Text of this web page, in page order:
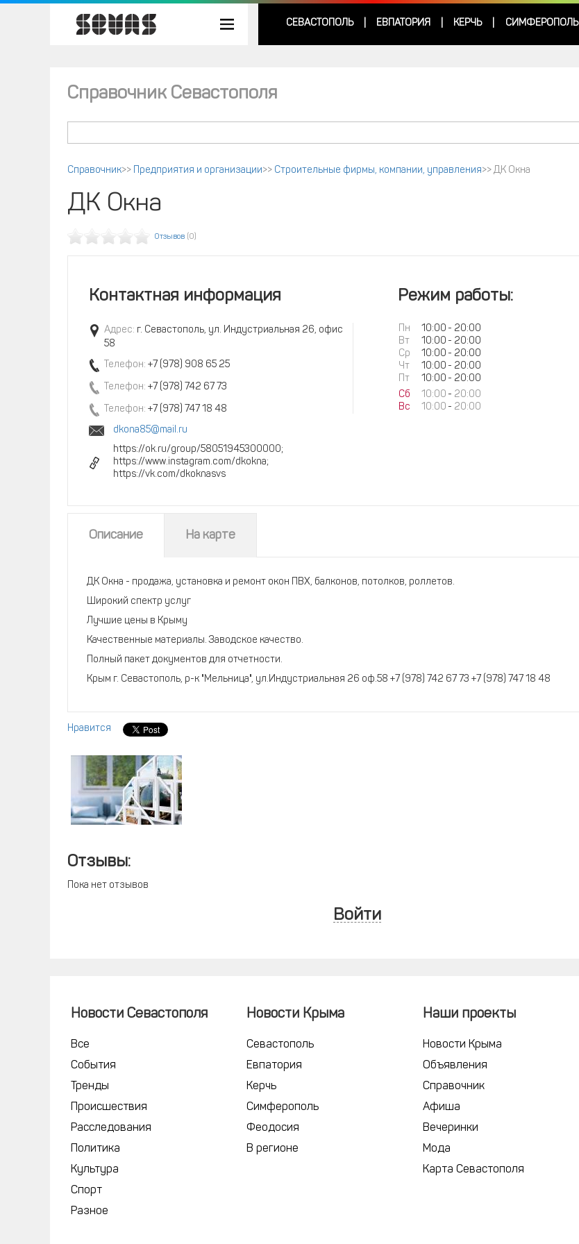
СЕВАСТОПОЛЬ ЕВПАТОРИЯ КЕРЧЬ СИМФЕРОПОЛЬ
Справочник Севастополя
Справочник>> Предприятия и организации>> Строительные фирмы, компании, управления>> ДК Окна
ДК Окна
Отзывов (0)
Контактная информация
Адрес: г. Севастополь, ул. Индустриальная 26, офис
58
Телефон: +7 (978) 908 65 25
Телефон: +7 (978) 742 67 73
Телефон: +7 (978) 747 18 48
dkona85@mail.ru
https://ok.ru/group/58051945300000;
https://www.instagram.com/dkokna;
https://vk.com/dkoknasvs
Режим работы:
Пн 10:00 - 20:00
Вт
10:00 - 20:00
Ср
10:00 - 20:00
Чт
10:00 - 20:00
Пт
10:00 - 20:00
Сб
10:00 - 20:00
Вс
10:00 - 20:00
Описание На карте
ДК Окна - продажа, установка и ремонт окон ПВХ, балконов, потолков, роллетов.
Широкий спектр услуг
Лучшие цены в Крыму
Качественные материалы. Заводское качество.
Полный пакет документов для отчетности.
Крым г. Севастополь, р-к "Мельница", ул.Индустриальная 26 оф.58 +7 (978) 742 67 73 +7 (978) 747 18 48
Нравится
Отзывы:
Пока нет отзывов
Войти
Новости Севастополя
Все
События
Тренды
Происшествия
Расследования
Политика
Культура
Спорт
Разное
Новости Крыма
Севастополь
Евпатория
Керчь
Симферополь
Феодосия
В регионе
Наши проекты
Новости Крыма
Объявления
Справочник
Афиша
Вечеринки
Мода
Карта Севастополя